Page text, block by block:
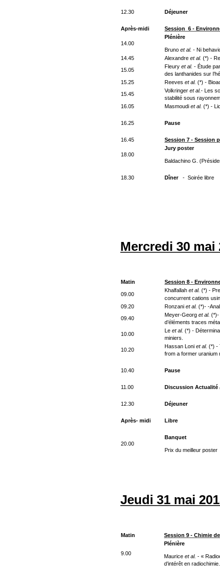
12.30 Déjeuner
Après-midi Session 6 -
14.00
Plénière
Bruno et al. - Ni
14.45
Alexandre et al. (*) -
15.05
Fleury et al. - Étude
des lanthanides sur
15.25
Reeves et al. (*) -
15.45
Volkringer et al.- Les
stabilité sous
16.05
Masmoudi et al. (*) -
16.25 Pause
16.45 Session 7 - Session
18.00
Jury poster
Baldachino G.
18.30 Dîner- Soirée libre
Mercredi 30 mai
Matin Session 8 -
09.00
Khalfallah et al. (*) -
concurrent cations
09.20
Ronzani et al. (*)- -
09.40
Meyer-Georg et al. (*)-
d’éléments traces
10.00
Le et al. (*) -
miniers.
10.20
Hassan Loni et al. (*) -
from a former uranium
10.40 Pause
11.00 Discussion Actualité
12.30 Déjeuner
Après- midi Libre
20.00
Banquet
Prix du meilleur poster
Jeudi 31 mai
Matin Session 9 - Chimie
9.00
Plénière
Maurice et al. - «
d’intérêt en radiochimie.